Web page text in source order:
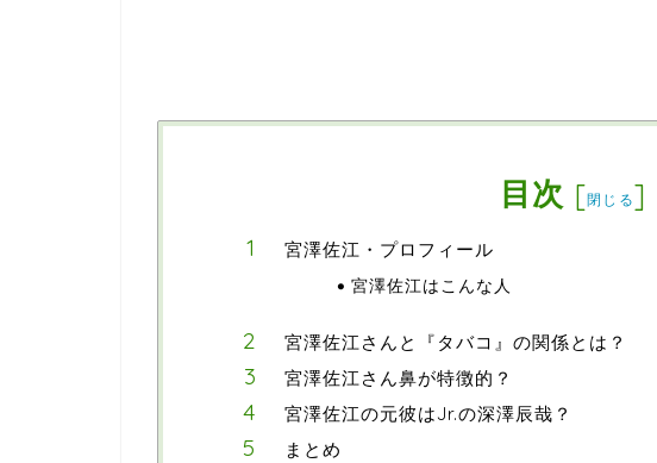
目次 [閉じる]
宮澤佐江・プロフィール
宮澤佐江はこんな人
宮澤佐江さんと『タバコ』の関係とは？
宮澤佐江さん鼻が特徴的？
宮澤佐江の元彼はJr.の深澤辰哉？
まとめ